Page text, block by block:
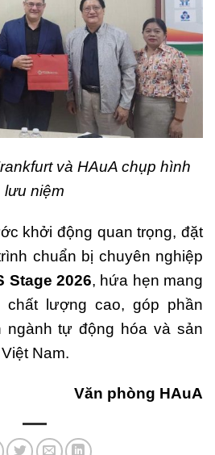
và HAuA chụp hình
lưu niệm
khởi động quan trọng, đặt
chuẩn bị chuyên nghiệp
Stage 2026, hứa hẹn mang
chất lượng cao, góp phần
ngành tự động hóa và sản
Nam.
Văn phòng HAuA